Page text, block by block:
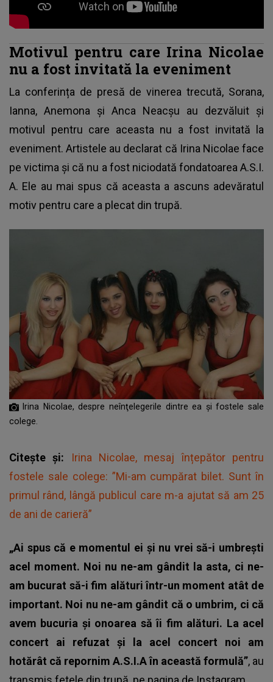
Motivul pentru care Irina Nicolae
nu a fost invitată la eveniment
La conferința de presă de vinerea trecută, Sorana,
Ianna, Anemona și Anca Neacșu au dezvăluit și
motivul pentru care aceasta nu a fost invitată la
eveniment. Artistele au declarat că Irina Nicolae face
pe victima și că nu a fost niciodată fondatoarea A.S.I.
A. Ele au mai spus că aceasta a ascuns adevăratul
motiv pentru care a plecat din trupă.
Irina Nicolae, despre neînţelegerile dintre ea şi fostele sale
colege.
Citește și:
Irina Nicolae, mesaj înțepător pentru
fostele sale colege: ”Mi-am cumpărat bilet. Sunt în
primul rând, lângă publicul care m-a ajutat să am 25
de ani de carieră”
„Ai spus că e momentul ei și nu vrei să-i umbrești
acel moment. Noi nu ne-am gândit la asta, ci ne-
am bucurat să-i fim alături într-un moment atât de
important. Noi nu ne-am gândit că o umbrim, ci că
avem bucuria și onoarea să îi fim alături. La acel
concert ai refuzat și la acel concert noi am
hotărât că repornim A.S.I.A în această formulă”, au